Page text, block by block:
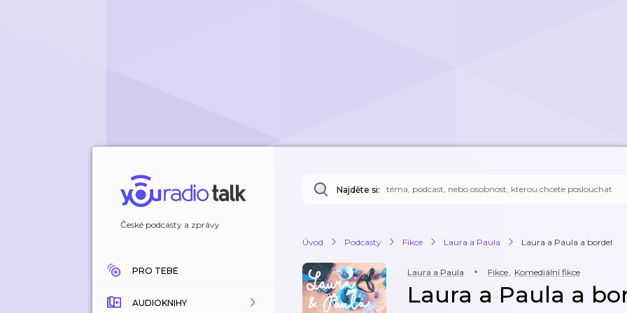
České podcasty a zprávy
PRO TEBE
AUDIOKNIHY
Najděte si:
Úvod Podcasty Fikce Laura a Paula Laura a Paula a bordel
Laura a Paula Fikce, Komediální fikce
Laura a Paula a